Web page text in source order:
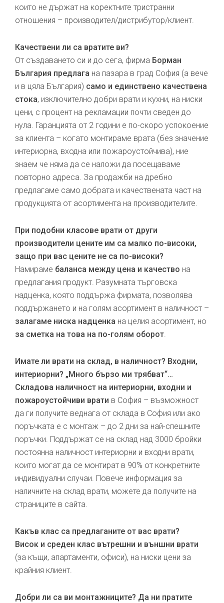
които не държат на коректните тристранни
отношения – производител/дистрибутор/клиент.
Качествени ли са вратите ви?
От създаването си и до сега, фирма Борман
България предлага на пазара в град София (а вече
и в цяла България) само и единствено качествена
стока, изключително добри врати и кухни, на ниски
цени, с процент на рекламации почти сведен до
нула. Гаранцията от 2 години е по-скоро успокоение
за клиента – когато монтираме врата (без значение
интериорна, входна или пожароустойчива), ние
знаем че няма да се наложи да посещаваме
повторно адреса. За продажби на дребно
предлагаме само добрата и качествената част на
продукцията от асортимента на производителите.
При подобни класове врати от други
производители цените им са малко по-високи,
защо при вас цените не са по-високи?
Намираме баланса между цена и качество на
предлагания продукт. Разумната търговска
надценка, която поддържа фирмата, позволява
поддържането и на голям асортимент в наличност –
залагаме ниска надценка на целия асортимент, но
за сметка на това на по-голям оборот.
Имате ли врати на склад, в наличност? Входни,
интериорни? „Много бързо ми трябват“…
Складова наличност на интериорни, входни и
пожароустойчиви врати в София – възможност
да ги получите веднага от склада в София или ако
поръчката е с монтаж – до 2 дни за най-спешните
поръчки. Поддържат се на склад над 3000 бройки
постоянна наличност интериорни и входни врати,
които могат да се монтират в 90% от конкретните
индивидуални случаи. Повече информация за
наличните на склад врати, можете да получите на
страниците в сайта.
Какъв клас са предлаганите от вас врати?
Висок и среден клас вътрешни и външни врати
(за къщи, апартаменти, офиси), на ниски цени за
крайния клиент.
Добри ли са ви монтажниците? Да ни пратите